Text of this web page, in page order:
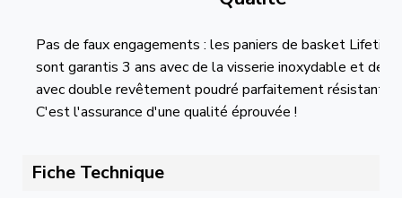
Pas de faux engagements : les paniers de basket
sont garantis 3 ans avec de la visserie inoxydable et des
avec double revêtement poudré parfaitement résistant à
C'est l'assurance d'une qualité éprouvée !
Fiche Technique